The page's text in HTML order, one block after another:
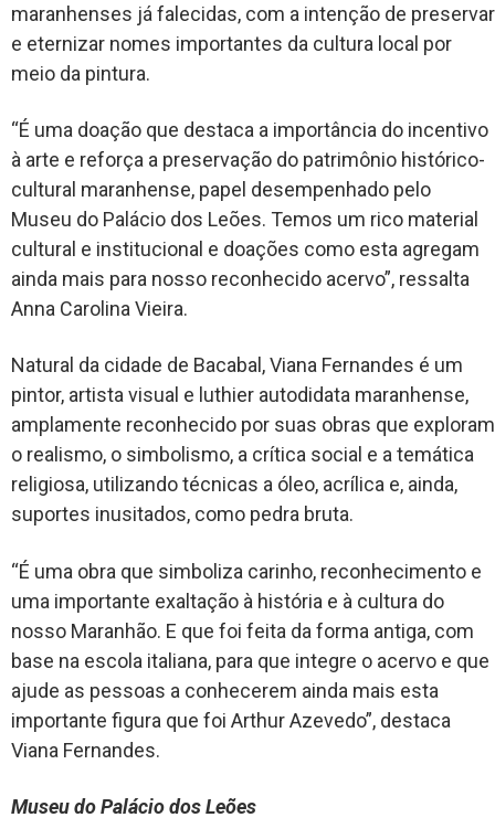
maranhenses já falecidas, com a intenção de preservar
e eternizar nomes importantes da cultura local por
meio da pintura.
“É uma doação que destaca a importância do incentivo
à arte e reforça a preservação do patrimônio histórico-
cultural maranhense, papel desempenhado pelo
Museu do Palácio dos Leões. Temos um rico material
cultural e institucional e doações como esta agregam
ainda mais para nosso reconhecido acervo”, ressalta
Anna Carolina Vieira.
Natural da cidade de Bacabal, Viana Fernandes é um
pintor, artista visual e luthier autodidata maranhense,
amplamente reconhecido por suas obras que exploram
o realismo, o simbolismo, a crítica social e a temática
religiosa, utilizando técnicas a óleo, acrílica e, ainda,
suportes inusitados, como pedra bruta.
“É uma obra que simboliza carinho, reconhecimento e
uma importante exaltação à história e à cultura do
nosso Maranhão. E que foi feita da forma antiga, com
base na escola italiana, para que integre o acervo e que
ajude as pessoas a conhecerem ainda mais esta
importante figura que foi Arthur Azevedo”, destaca
Viana Fernandes.
Museu do Palácio dos Leões